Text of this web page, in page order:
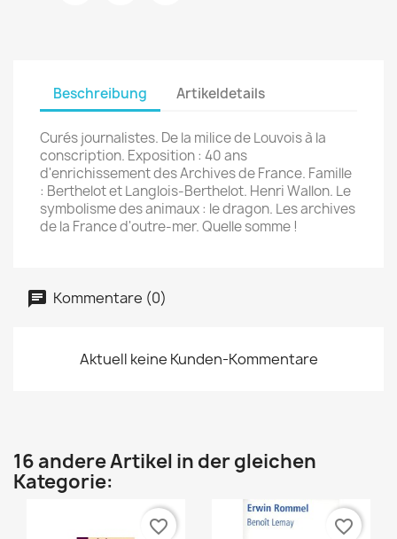
Beschreibung Artikeldetails
Curés journalistes. De la milice de Louvois à la
conscription. Exposition : 40 ans
d'enrichissement des Archives de France. Famille
: Berthelot et Langlois-Berthelot. Henri Wallon. Le
symbolisme des animaux : le dragon. Les archives
de la France d'outre-mer. Quelle somme !
Kommentare (0)
Aktuell keine Kunden-Kommentare
16 andere Artikel in der gleichen
Kategorie:
favorite_border favorite_border